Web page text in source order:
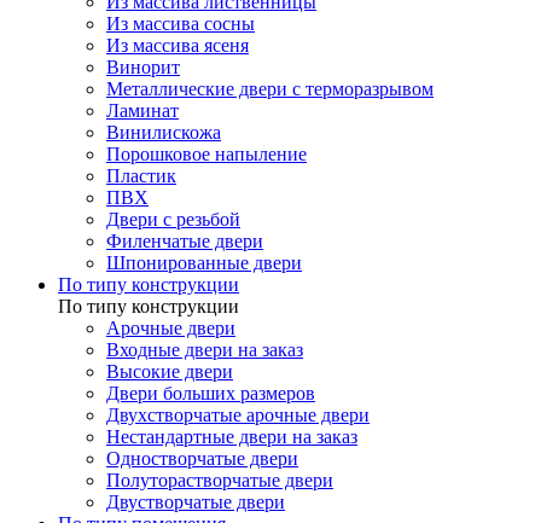
Из массива сосны
Из массива ясеня
Винорит
Металлические двери с терморазрывом
Ламинат
Винилискожа
Порошковое напыление
Пластик
ПВХ
Двери с резьбой
Филенчатые двери
Шпонированные двери
По типу конструкции
По типу конструкции
Арочные двери
Входные двери на заказ
Высокие двери
Двери больших размеров
Двухстворчатые арочные двери
Нестандартные двери на заказ
Одностворчатые двери
Полуторастворчатые двери
Двустворчатые двери